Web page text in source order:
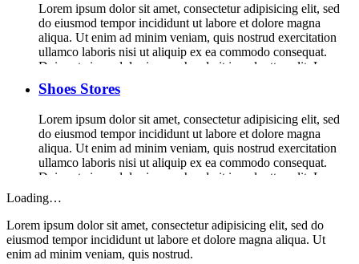
Lorem ipsum dolor sit amet, consectetur adipisicing elit, sed
do eiusmod tempor incididunt ut labore et dolore magna
aliqua. Ut enim ad minim veniam, quis nostrud exercitation
ullamco laboris nisi ut aliquip ex ea commodo consequat.
Duis aute irure dolor in reprehenderit in voluptte velit. Lorem
ipsum dolor sit amet, consectetur adipisicing elit, sed do […]
Shoes Stores
Lorem ipsum dolor sit amet, consectetur adipisicing elit, sed
do eiusmod tempor incididunt ut labore et dolore magna
aliqua. Ut enim ad minim veniam, quis nostrud exercitation
ullamco laboris nisi ut aliquip ex ea commodo consequat.
Duis aute irure dolor in reprehenderit in voluptte velit. Lorem
Loading…
Lorem ipsum dolor sit amet, consectetur adipisicing elit, sed do
eiusmod tempor incididunt ut labore et dolore magna aliqua. Ut
enim ad minim veniam, quis nostrud.